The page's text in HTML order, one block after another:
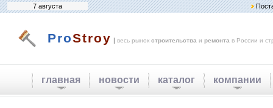
7 августа
ProStroy | весь рынок строительства и ремонта в России и
главная новости каталог компании